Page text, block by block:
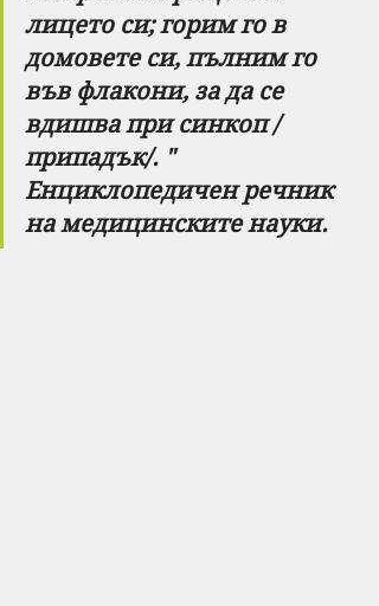
лицето си; горим го в
домовете си, пълним го
във флакони, за да се
вдишва при синкоп /
припадък/. "
Енциклопедичен речник
на медицинските науки.